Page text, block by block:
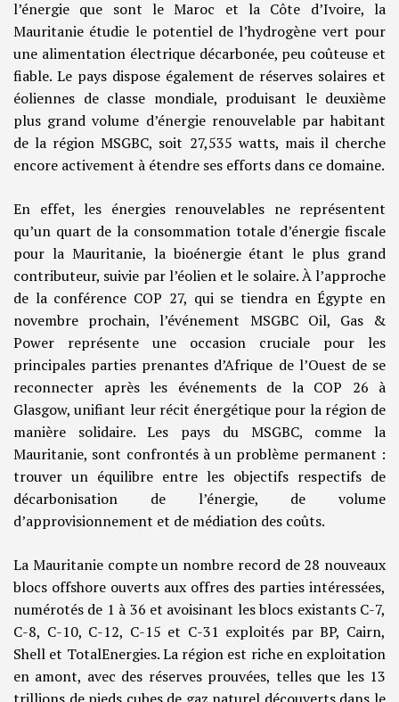
l’énergie que sont le Maroc et la Côte d’Ivoire, la
Mauritanie étudie le potentiel de l’hydrogène vert pour
une alimentation électrique décarbonée, peu coûteuse et
fiable. Le pays dispose également de réserves solaires et
éoliennes de classe mondiale, produisant le deuxième
plus grand volume d’énergie renouvelable par habitant
de la région MSGBC, soit 27,535 watts, mais il cherche
encore activement à étendre ses efforts dans ce domaine.
En effet, les énergies renouvelables ne représentent
qu’un quart de la consommation totale d’énergie fiscale
pour la Mauritanie, la bioénergie étant le plus grand
contributeur, suivie par l’éolien et le solaire. À l’approche
de la conférence COP 27, qui se tiendra en Égypte en
novembre prochain, l’événement MSGBC Oil, Gas &
Power représente une occasion cruciale pour les
principales parties prenantes d’Afrique de l’Ouest de se
reconnecter après les événements de la COP 26 à
Glasgow, unifiant leur récit énergétique pour la région de
manière solidaire. Les pays du MSGBC, comme la
Mauritanie, sont confrontés à un problème permanent :
trouver un équilibre entre les objectifs respectifs de
décarbonisation de l’énergie, de volume
d’approvisionnement et de médiation des coûts.
La Mauritanie compte un nombre record de 28 nouveaux
blocs offshore ouverts aux offres des parties intéressées,
numérotés de 1 à 36 et avoisinant les blocs existants C-7,
C-8, C-10, C-12, C-15 et C-31 exploités par BP, Cairn,
Shell et TotalEnergies. La région est riche en exploitation
en amont, avec des réserves prouvées, telles que les 13